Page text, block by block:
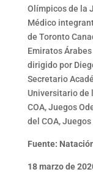
Olímpicos de la
Médico
de Toronto
Emiratos
dirigido por
Secretario
Universitario de
COA, Juegos
del COA,
Fuente:
18 marzo de